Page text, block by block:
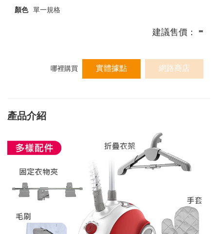
顏色 單一規格
建議售價： -
哪裡購買 實體據點 網路商店
產品介紹